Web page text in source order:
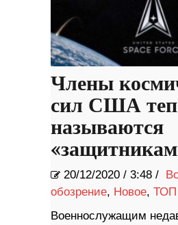
Члены
сил США
называются
20/12/2020 / 3:48 /
обозрение, Новое, ТОП
Военнослужащим